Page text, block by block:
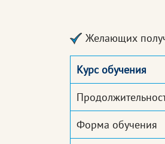
Желающих
Курс обучения
Форма обучения